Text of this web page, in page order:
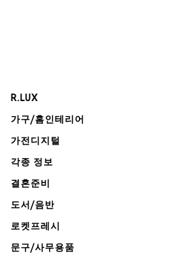
R.LUX
가구/홈인테리어
가전디지털
각종 정보
결혼준비
도서/음반
로켓프레시
문구/사무용품